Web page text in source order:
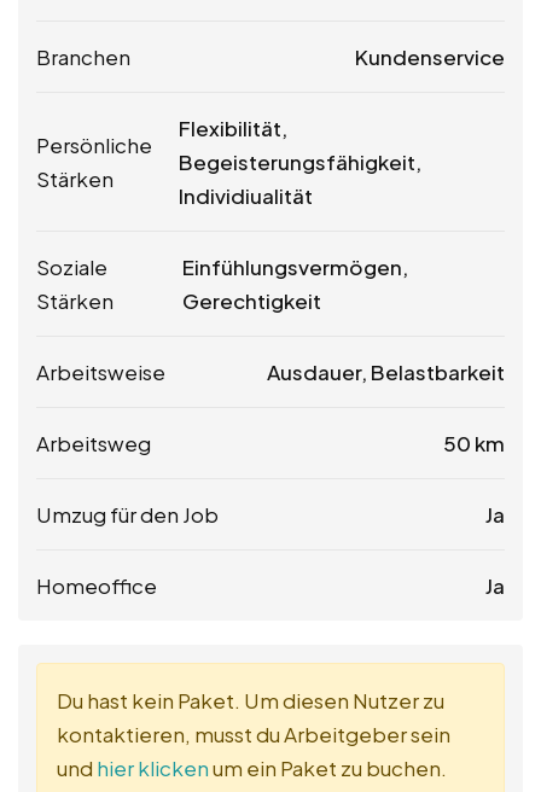
Branchen Kundenservice
Persönliche
Stärken
Flexibilität,
Begeisterungsfähigkeit,
Individiualität
Soziale
Stärken
Einfühlungsvermögen,
Gerechtigkeit
Arbeitsweise Ausdauer, Belastbarkeit
Arbeitsweg 50 km
Umzug für den Job Ja
Homeoffice Ja
Du hast kein Paket. Um diesen Nutzer zu
kontaktieren, musst du Arbeitgeber sein
und hier klickenum ein Paket zu buchen.